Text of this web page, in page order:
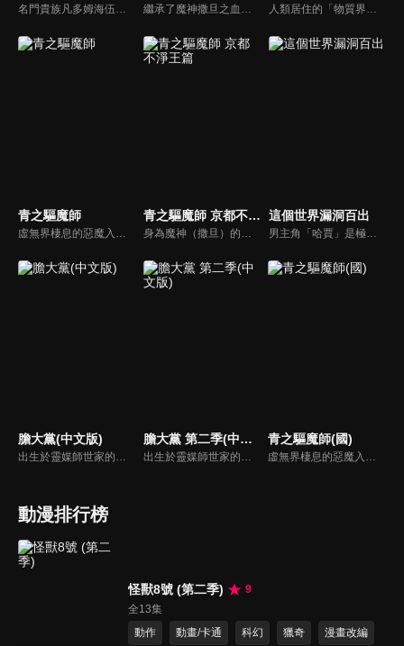
名門貴族凡多姆海伍家族的執事，賽巴斯欽·米卡艾利斯，與年僅13歲的主人謝爾・凡多姆海伍一同擔任“女王的看門犬”，處理黑暗社會中的骯髒事務。奉女王之命，賽巴斯欽與謝爾前往德國調查一連串離奇的死亡事件。在追查被傳言“只要踏入便會遭詛咒而死”的“狼人之森”真相時，駭人的詛咒悄然降臨。 繼承了魔神撒旦之血、為了幫被撒旦殺害的養父報仇而成為驅魔師的燐，還有他的弟弟雪男，以及他們身邊的朋友們一起共同演出的一場奇幻冒險驅魔故事。 人類居住的「物質界」與惡魔居住的「虛無界」。這兩個次元原本應該連相互干涉都無法做到，然而惡魔卻附身於各種物質中，藉此干涉物質界。但在人類之中，有一群驅除這些惡魔，名為「驅魔師」的存在――。奧村燐、雪男出生的秘密「青色之夜」真相的「終夜篇」。故事終於要揭開「青之驅魔師」的核心――。
青之驅魔師 青之驅魔師 京都不淨王篇 這個世界漏洞百出
男主角「哈賈」是極密組織調查隊「王之探求者」的一員。某天，他在邊境中保護了一個小村莊「起始之村」免受龍的襲擊，並在過程中救下了對每日重複同樣事情的生活感到厭倦的少女「妮可拉 」後，少女為了幫助「哈賈」，決定加入他的調查隊伍，走到外面的世界探索這個世界真正的面貌。
膽大黨(中文版) 膽大黨 第二季(中文版) 青之驅魔師(國)
動漫排行榜
怪獸8號 (第二季)
9
全13集
動作
動畫/卡通 科幻 獵奇 漫畫改編